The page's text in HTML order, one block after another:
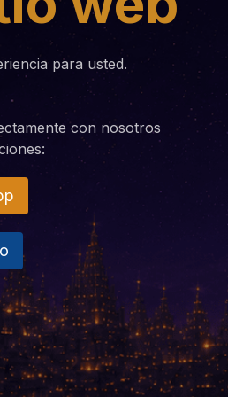
para usted.
con nosotros